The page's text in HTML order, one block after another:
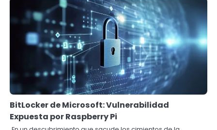
BitLocker de Microsoft: Vulnerabilidad
Expuesta por Raspberry Pi